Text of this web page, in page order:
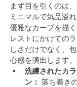
まず目を引くのは
ミニマルで気品溢
優雅なカーブを描
レストにかけての
しさだけでなく、
心感を演出します。
洗練されたカ
ン： 落ち着き